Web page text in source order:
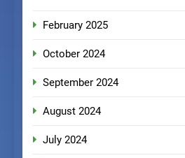
February 2025
October 2024
September 2024
August 2024
July 2024